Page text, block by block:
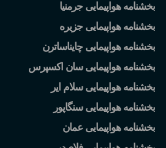
بخشنامه هواپیمایی جرمنیا
بخشنامه هواپیمایی جزیره
بخشنامه هواپیمایی چایناساترن
بخشنامه هواپیمایی سان اکسپرس
بخشنامه هواپیمایی سلام ایر
بخشنامه هواپیمایی سنگاپور
بخشنامه هواپیمایی عمان